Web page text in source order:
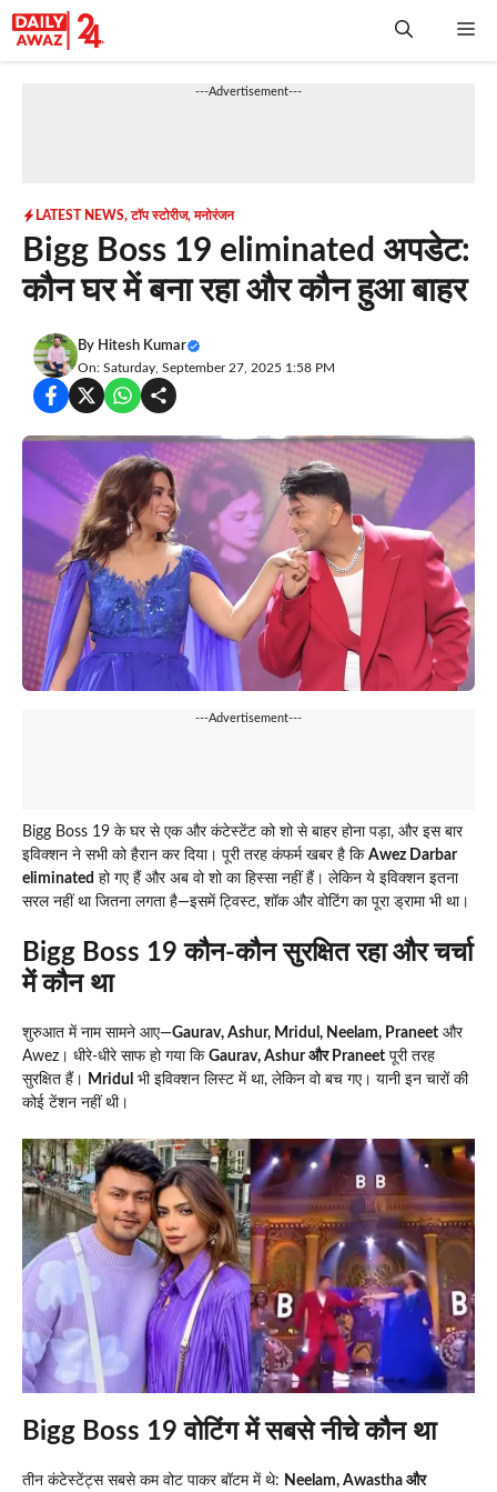
Skip
to
---Advertisement---
LATEST NEWS,टॉप स्टोरीज,मनोरंजन
Bigg Boss 19 eliminated अपडेट:
कौन घर में बना रहा और कौन हुआ बाहर
By Hitesh Kumar
On: Saturday, September 27, 2025 1:58 PM
---Advertisement---
Bigg Boss 19 के घर से एक और कंटेस्टेंट को शो से बाहर होना पड़ा, और इस बार
इविक्शन ने सभी को हैरान कर दिया। पूरी तरह कंफर्म खबर है कि Awez Darbar
eliminated हो गए हैं और अब वो शो का हिस्सा नहीं हैं। लेकिन ये इविक्शन इतना
सरल नहीं था जितना लगता है—इसमें ट्विस्ट, शॉक और वोटिंग का पूरा ड्रामा भी था।
Bigg Boss 19 कौन-कौन सुरक्षित रहा और चर्चा
में कौन था
शुरुआत में नाम सामने आए—Gaurav, Ashur, Mridul, Neelam, Praneet और
Awez। धीरे-धीरे साफ हो गया कि Gaurav, Ashur और Praneet पूरी तरह
सुरक्षित हैं। Mridul भी इविक्शन लिस्ट में था, लेकिन वो बच गए। यानी इन चारों की
कोई टेंशन नहीं थी।
Bigg Boss 19 वोटिंग में सबसे नीचे कौन था
तीन कंटेस्टेंट्स सबसे कम वोट पाकर बॉटम में थे: Neelam, Awastha और